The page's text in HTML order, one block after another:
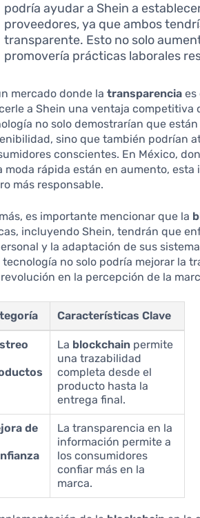
podría ayudar a Shein a
proveedores, ya que ambos
transparente. Esto no solo
promovería prácticas laborales
mercado donde latransparencia es
a Shein una ventaja competitiva
no solo demostrarían que
sino que también podrían
conscientes. En México,
moda rápida están en aumento,
más responsable.
es importante mencionar que la
incluyendo Shein, tendrán que
y la adaptación de sus
tecnología no solo podría mejorar la
en la percepción de la
Características Clave
La blockchain permite
una trazabilidad
completa desde el
producto hasta la
entrega final.
de
La transparencia en la
información permite a
los consumidores
confiar más en la
marca.